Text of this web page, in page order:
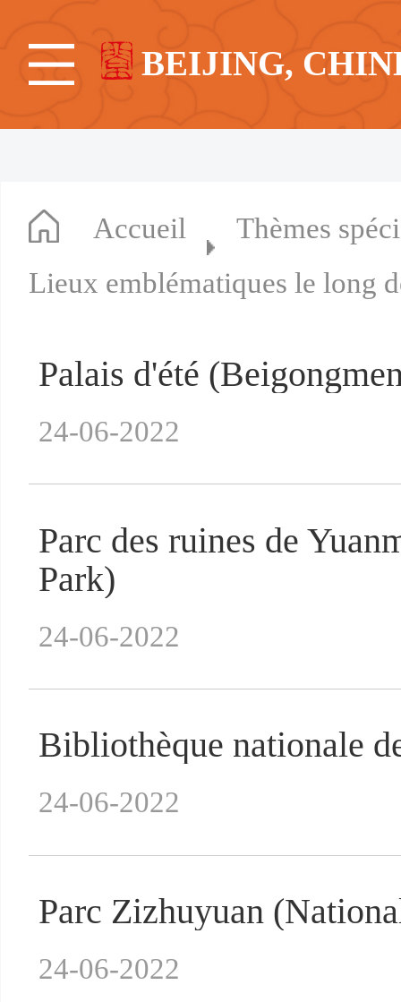
BEIJING,
Accueil
Thèmes
Lieux emblématiques le long
Palais d'été
24-06-2022
Parc des ruines de
Park)
24-06-2022
Bibliothèque nationale
24-06-2022
Parc Zizhuyuan
24-06-2022